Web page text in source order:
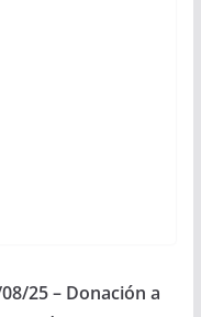
25 – Donación a